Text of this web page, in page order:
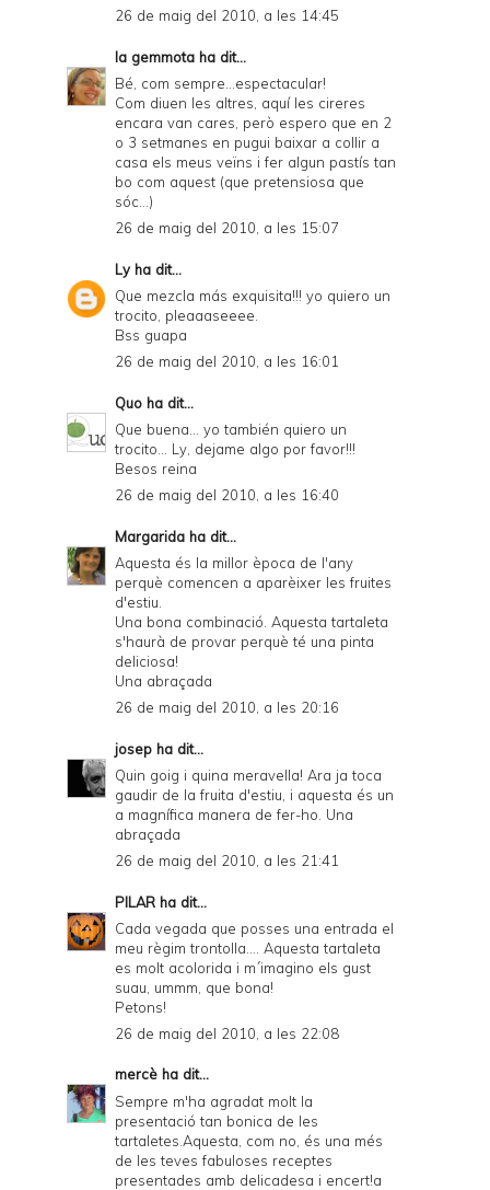
26 de maig del 2010, a les 14:45
la gemmota ha dit...
Bé, com sempre...espectacular!
Com diuen les altres, aquí les cireres
encara van cares, però espero que en 2
o 3 setmanes en pugui baixar a collir a
casa els meus veïns i fer algun pastís tan
bo com aquest (que pretensiosa que
sóc...)
26 de maig del 2010, a les 15:07
Lyha dit...
Que mezcla más exquisita!!! yo quiero un
trocito, pleaaaseeee.
Bss guapa
26 de maig del 2010, a les 16:01
Quo ha dit...
Que buena... yo también quiero un
trocito... Ly, dejame algo por favor!!!
Besos reina
26 de maig del 2010, a les 16:40
Margarida ha dit...
Aquesta és la millor època de l'any
perquè comencen a aparèixer les fruites
d'estiu.
Una bona combinació. Aquesta tartaleta
s'haurà de provar perquè té una pinta
deliciosa!
Una abraçada
26 de maig del 2010, a les 20:16
josep ha dit...
Quin goig i quina meravella! Ara ja toca
gaudir de la fruita d'estiu, i aquesta és un
a magnífica manera de fer-ho. Una
abraçada
26 de maig del 2010, a les 21:41
PILAR ha dit...
Cada vegada que posses una entrada el
meu règim trontolla.... Aquesta tartaleta
es molt acolorida i m´imagino els gust
suau, ummm, que bona!
Petons!
26 de maig del 2010, a les 22:08
mercè ha dit...
Sempre m'ha agradat molt la
presentació tan bonica de les
tartaletes.Aquesta, com no, és una més
de les teves fabuloses receptes
presentades amb delicadesa i encert!a